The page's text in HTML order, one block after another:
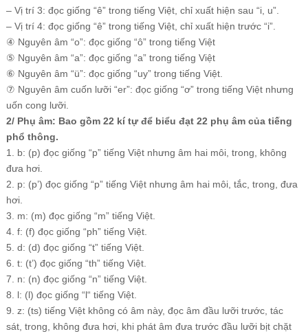
– Vị trí 3: đọc giống “ê” trong tiếng Việt, chỉ xuất hiện sau “i, u”.
– Vị trí 4: đọc giống “ê” trong tiếng Việt, chỉ xuất hiện trước “i”.
④ Nguyên âm “o”: đọc giống “ô” trong tiếng Việt
⑤ Nguyên âm “a”: đọc giống “a” trong tiếng Việt
⑥ Nguyên âm “ü”: đọc giống “uy” trong tiếng Việt.
⑦ Nguyên âm cuốn lưỡi “er”: đọc giống “ơ” trong tiếng Việt nhưng
uốn cong lưỡi.
2/ Phụ âm: Bao gồm 22 kí tự để biểu đạt 22 phụ âm của tiếng
phổ thông.
1. b: (p) đọc giống “p” tiếng Việt nhưng âm hai môi, trong, không
đưa hơi.
2. p: (p’) đọc giống “p” tiếng Việt nhưng âm hai môi, tắc, trong, đưa
hơi.
3. m: (m) đọc giống “m” tiếng Việt.
4. f: (f) đọc giống “ph” tiếng Việt.
5. d: (d) đọc giống “t” tiếng Việt.
6. t: (t’) đọc giống “th” tiếng Việt.
7. n: (n) đọc giống “n” tiếng Việt.
8. l: (l) đọc giống “l“ tiếng Việt.
9. z: (ts) tiếng Việt không có âm này, đọc âm đầu lưỡi trước, tác
sát, trong, không đưa hơi, khi phát âm đưa trước đầu lưỡi bịt chặt